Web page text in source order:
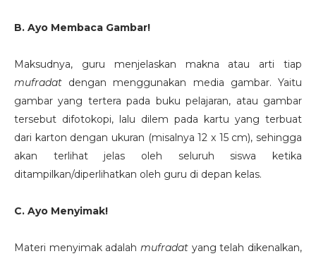
B. Ayo Membaca Gambar!
Maksudnya, guru menjelaskan makna atau arti tiap
mufradat dengan menggunakan media gambar. Yaitu
gambar yang tertera pada buku pelajaran, atau gambar
tersebut difotokopi, lalu dilem pada kartu yang terbuat
dari karton dengan ukuran (misalnya 12 x 15 cm), sehingga
akan terlihat jelas oleh seluruh siswa ketika
ditampilkan/diperlihatkan oleh guru di depan kelas.
C. Ayo Menyimak!
Materi menyimak adalah mufradat yang telah dikenalkan,